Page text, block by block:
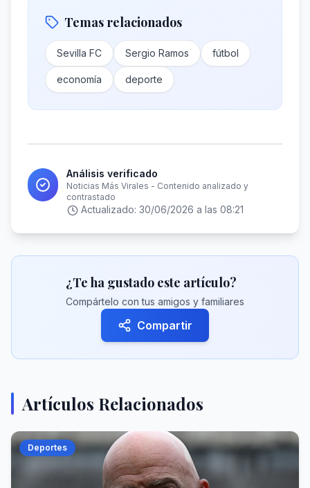
Temas relacionados
Sevilla FC Sergio Ramos fútbol
economía deporte
Análisis verificado
Noticias Más Virales - Contenido analizado y
contrastado
Actualizado: 30/06/2026 a las 08:21
¿Te ha gustado este artículo?
Compártelo con tus amigos y familiares
Compartir
Artículos Relacionados
Deportes